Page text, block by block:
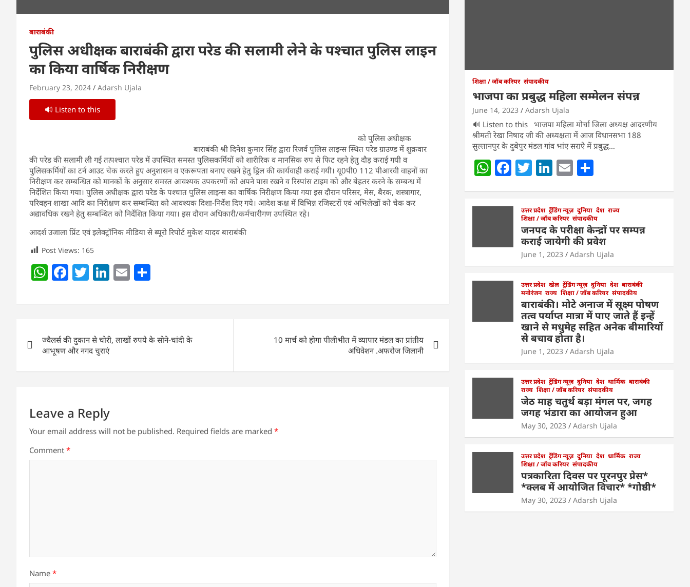
बाराबंकी
पुलिस अधीक्षक बाराबंकी द्वारा परेड की सलामी लेने के पश्चात पुलिस लाइन
का किया वार्षिक निरीक्षण
February 23, 2024 Adarsh Ujala
🔊 Listen to this
को पुलिस अधीक्षक
बाराबंकी श्री दिनेश कुमार सिंह द्वारा रिजर्व पुलिस लाइन्स स्थित परेड ग्राउण्ड में शुक्रवार
की परेड की सलामी ली गई तत्पश्चात परेड में उपस्थित समस्त पुलिसकर्मियों को शारीरिक व मानसिक रुप से फिट रहने हेतु दौड़ कराई गयी व
पुलिसकर्मियों का टर्न आउट चेक करते हुए अनुशासन व एकरूपता बनाए रखने हेतु ड्रिल की कार्यवाही कराई गयी। यू0पी0 112 पीआरवी वाहनों का
निरीक्षण कर सम्बन्धित को मानकों के अनुसार समस्त आवश्यक उपकरणों को अपने पास रखने व रिस्पांस टाइम को और बेहतर करने के सम्बन्ध में
निर्देशित किया गया। पुलिस अधीक्षक द्वारा परेड के पश्चात पुलिस लाइन्स का वार्षिक निरीक्षण किया गया इस दौरान परिसर, मेस, बैरक, शस्त्रागार,
परिवहन शाखा आदि का निरीक्षण कर सम्बन्धित को आवश्यक दिशा-निर्देश दिए गये। आदेश कक्ष में विभिन्न रजिस्टरों एवं अभिलेखों को चेक कर
अद्यावधिक रखने हेतु सम्बन्धित को निर्देशित किया गया। इस दौरान अधिकारी/कर्मचारीगण उपस्थित रहे।
आदर्श उजाला प्रिंट एवं इलेक्ट्रॉनिक मीडिया से ब्यूरो रिपोर्ट मुकेश यादव बाराबंकी
Post Views: 165
W
at
A
p
p
F
c
b
o
o
T
itt
Li
k
dI
n
E
ai ar
navigation
ज्वैलर्स की दुकान से चोरी, लाखों रुपये के सोने-चांदी के
आभूषण और नगद चुराएं
10 मार्च को होगा पीलीभीत में व्यापार मंडल का प्रांतीय
अधिवेशन .अफरोज जिलानी
Leave a Reply
Your email address will not be published. Required fields are marked *
Comment *
Name *
शिक्षा / जॉब करियर संपादकीय
भाजपा का प्रबुद्ध महिला सम्मेलन संपन्न
June 14, 2023 Adarsh Ujala
🔊 Listen to this भाजपा महिला मोर्चा जिला अध्यक्ष आदरणीय
श्रीमती रेखा निषाद जी की अध्यक्षता में आज विधानसभा 188
सुल्तानपुर के दुबेपुर मंडल गांव भांए सराऐ में प्रबुद्ध…
W
at
p
p
F
c
b
o
o
k
T
er
Li
e
dI
n
E
l e
उत्तर प्रदेश ट्रेंडिंग न्यूज़ दुनिया देश राज्य
शिक्षा / जॉब करियर संपादकीय
जनपद के परीक्षा केन्द्रों पर सम्पन्न
कराई जायेगी की प्रवेश
June 1, 2023 Adarsh Ujala
उत्तर प्रदेश खेल ट्रेंडिंग न्यूज़ दुनिया देश बाराबंकी
मनोरंजन राज्य शिक्षा / जॉब करियर संपादकीय
बाराबंकी। मोटे अनाज में सूक्ष्म पोषण
तत्व पर्याप्त मात्रा में पाए जाते हैं इन्हें
खाने से मधुमेह सहित अनेक बीमारियों
से बचाव होता है।
June 1, 2023 Adarsh Ujala
उत्तर प्रदेश ट्रेंडिंग न्यूज़ दुनिया देश धार्मिक बाराबंकी
राज्य शिक्षा / जॉब करियर संपादकीय
जेठ माह चतुर्थ बड़ा मंगल पर, जगह
जगह भंडारा का आयोजन हुआ
May 30, 2023 Adarsh Ujala
उत्तर प्रदेश ट्रेंडिंग न्यूज़ दुनिया देश धार्मिक राज्य
शिक्षा / जॉब करियर संपादकीय
पत्रकारिता दिवस पर पूरनपुर प्रेस*
*क्लब में आयोजित विचार* *गोष्ठी*
May 30, 2023 Adarsh Ujala